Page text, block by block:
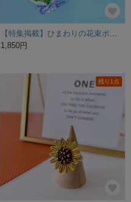
1,850円
残り1点